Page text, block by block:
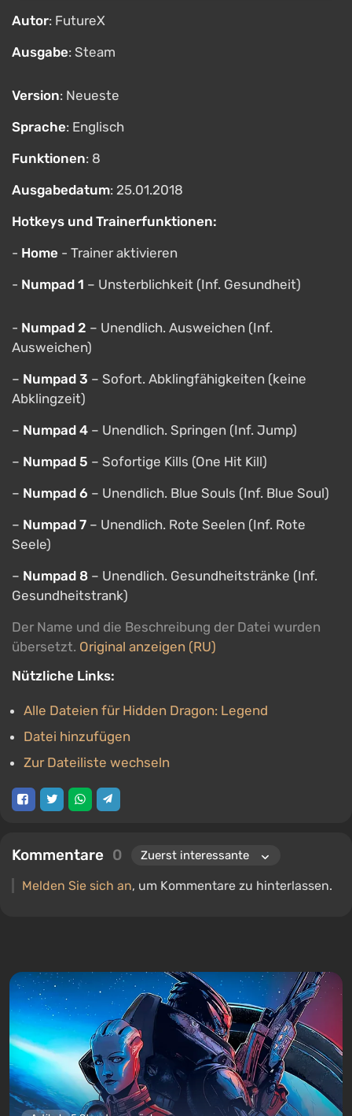
Autor: FutureX
Ausgabe: Steam
Version: Neueste
Sprache: Englisch
Funktionen: 8
Ausgabedatum: 25.01.2018
Hotkeys und Trainerfunktionen:
- Home - Trainer aktivieren
- Numpad 1 – Unsterblichkeit (Inf. Gesundheit)
- Numpad 2 – Unendlich. Ausweichen (Inf.
Ausweichen)
– Numpad 3 – Sofort. Abklingfähigkeiten (keine
Abklingzeit)
– Numpad 4 – Unendlich. Springen (Inf. Jump)
– Numpad 5 – Sofortige Kills (One Hit Kill)
– Numpad 6 – Unendlich. Blue Souls (Inf. Blue Soul)
– Numpad 7 – Unendlich. Rote Seelen (Inf. Rote
Seele)
– Numpad 8 – Unendlich. Gesundheitstränke (Inf.
Gesundheitstrank)
Der Name und die Beschreibung der Datei wurden
übersetzt. Original anzeigen (RU)
Nützliche Links:
Alle Dateien für Hidden Dragon: Legend
Datei hinzufügen
Zur Dateiliste wechseln
Kommentare 0
Melden Sie sich an, um Kommentare zu hinterlassen.